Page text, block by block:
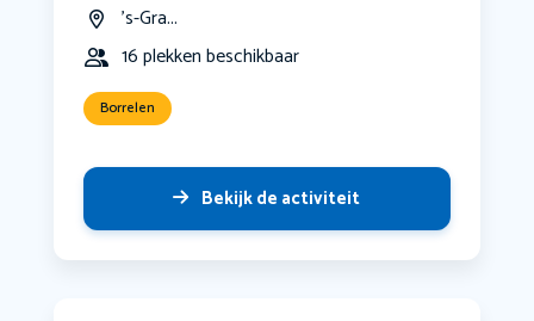
's-Gra...
16 plekken beschikbaar
Borrelen
Bekijk de activiteit